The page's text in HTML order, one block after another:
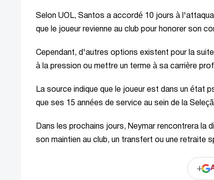
Selon UOL, Santos a accordé 10 jours à
que le joueur revienne au club pour honorer son
Cependant, d'autres options existent pour la
à la pression ou mettre un terme à sa carrière
La source indique que le joueur est dans un état
que ses 15 années de service au sein de la
Dans les prochains jours, Neymar rencontrera la
son maintien au club, un transfert ou une retraite
+